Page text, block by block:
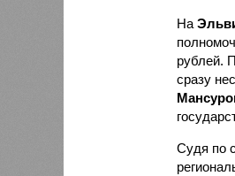
На
рублей.
сразу
Судя по